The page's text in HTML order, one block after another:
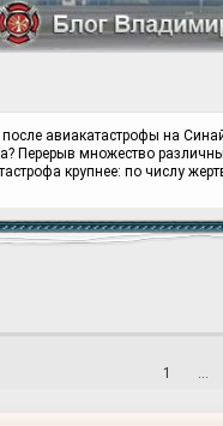
авиакатастрофы на
Перерыв множество
крупнее: по числу
1